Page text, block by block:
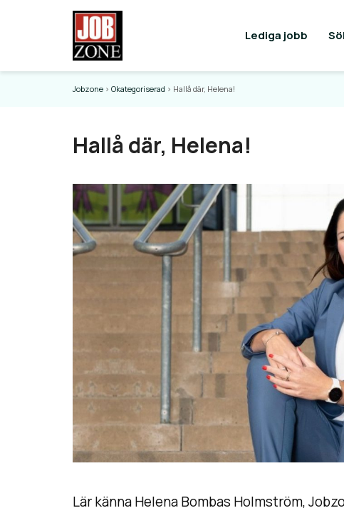
Lediga jobb
Jobzone > Okategoriserad > Hallå där, Helena!
Hallå där, Helena!
Lär känna Helena Bombas Holmström,